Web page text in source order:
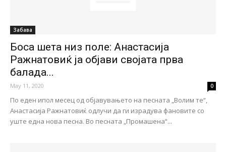
Забава
Боса шета низ поле: Анастасија
Ражнатовиќ ја објави својата прва
балада...
May 11, 2020 0
По еден ипол месец од објавувањето на песната „Волим те“,
Анастасија Ражнатовиќ одлучи да ги израдува фановите со
уште една нова песна. Во песната „Промашена“...